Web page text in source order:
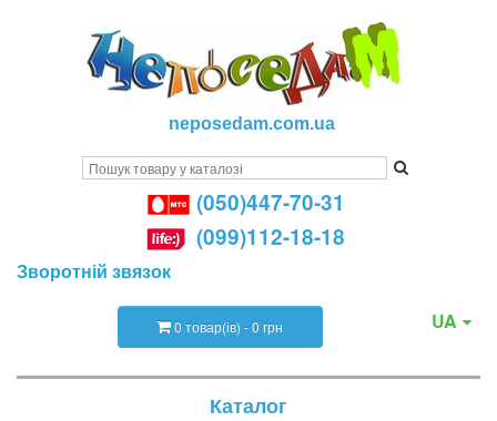
neposedam.com.ua
(050)447-70-31
(099)112-18-18
Зворотній звязок
UA
0 товар(ів) - 0 грн
Каталог